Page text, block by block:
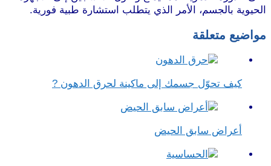
الحيوية بالجسم، الأمر الذي يتطلب استشارة طبية فورية.
مواضيع متعلقة
كيف تحوّل جسمك إلى ماكينة لحرق الدهون ?
أعراض سابق الحيض